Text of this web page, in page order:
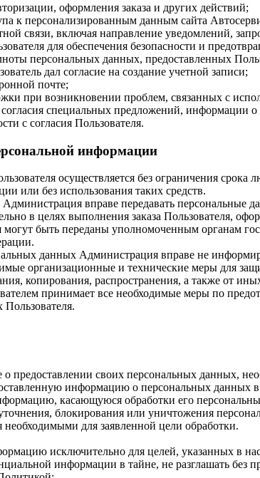
оформления заказа и других действий;
к персонализированным данным сайта
связи, включая направление уведомлений,
для обеспечения безопасности и
персональных данных, предоставленных
дал согласие на создание учетной записи;
почте;
при возникновении проблем, связанных с
согласия специальных предложений,
с согласия Пользователя.
информации
осуществляется без ограничения
или без использования таких средств.
Администрация вправе передавать
в целях выполнения заказа Пользователя,
быть переданы уполномоченным органам
данных Администрация вправе не
организационные и технические меры для
копирования, распространения, а также от
принимает все необходимые меры по
предоставлении своих персональных данных,
информацию о персональных данных
касающуюся обработки его
блокирования или уничтожения
для заявленной цели обработки.
исключительно для целей, указанных в
информации в тайне, не разглашать без